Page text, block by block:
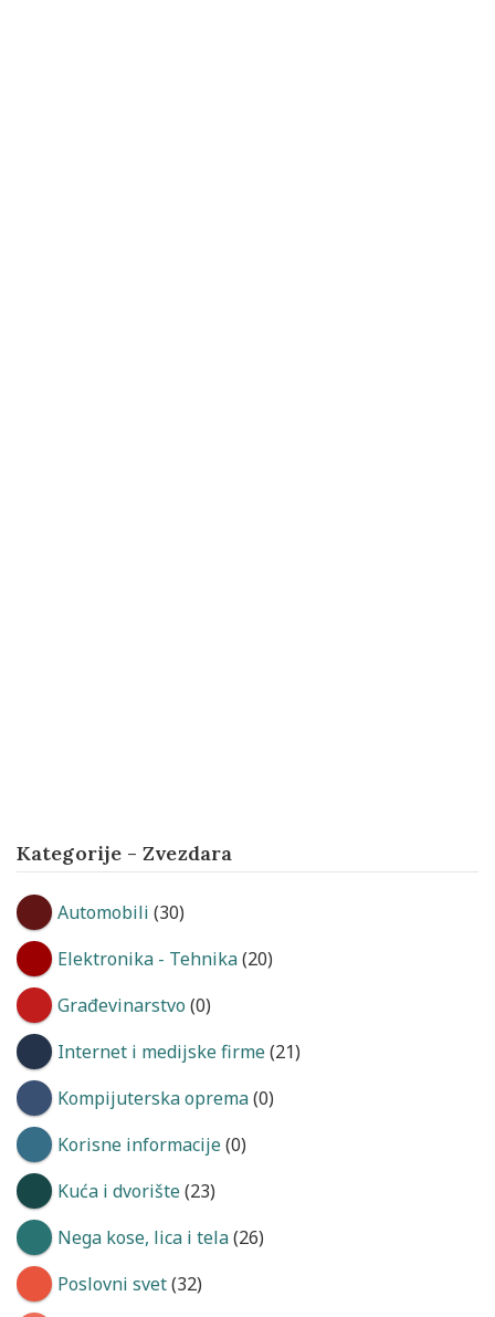
Kategorije - Zvezdara
Automobili (30)
Elektronika - Tehnika(20)
Građevinarstvo (0)
Internet i medijske firme(21)
Kompijuterska oprema(0)
Korisne informacije(0)
Kuća i dvorište(23)
Nega kose, lica i tela(26)
Poslovni svet(32)